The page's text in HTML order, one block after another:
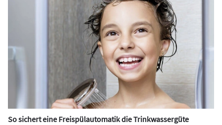
So sichert eine Freispülautomatik die Trinkwassergüte